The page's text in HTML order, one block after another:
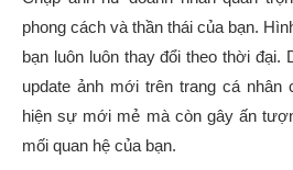
phong cách và thần thái của bạn.
bạn luôn luôn thay đổi theo thời đại.
update ảnh mới trên trang cá nhân
hiện sự mới mẻ mà còn gây ấn
mối quan hệ của bạn.